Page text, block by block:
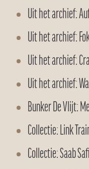
Uit het archief:
Uit het archief:
Uit het archief:
Uit het archief:
Bunker De Vlijt:
Collectie: Link
Collectie: Saab